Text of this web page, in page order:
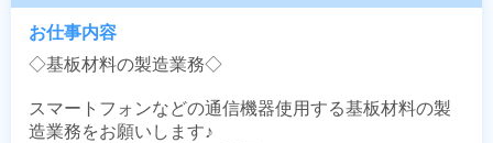
お仕事内容
◇基板材料の製造業務◇
スマートフォンなどの通信機器使用する基板材料の製
造業務をお願いします♪